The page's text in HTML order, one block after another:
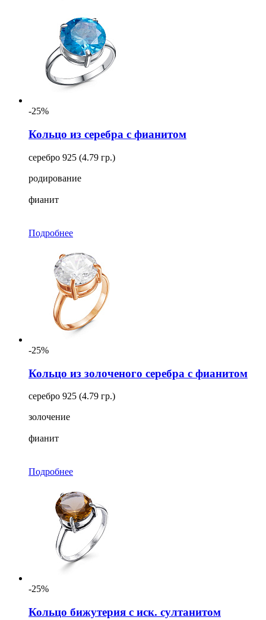
-25%
Кольцо из серебра с фианитом
серебро 925 (4.79 гр.)
родирование
фианит
Подробнее
-25%
Кольцо из золоченого серебра с фианитом
серебро 925 (4.79 гр.)
золочение
фианит
Подробнее
-25%
Кольцо бижутерия с иск. султанитом